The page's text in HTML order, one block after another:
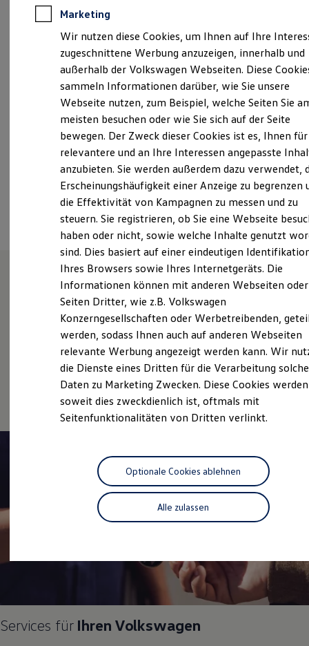
Elektroautos
ID. Tutorials
Elektrofahrzeugkonzepte
Reichweite
Reichweite der ID. Modelle
Reichweite im Winter
Laden
Laden unterwegs
Laden Zuhause
Ladestationen finden
Ladezeitensimulator
Batterie
Sicherheit
Garantie und Lebensdauer
Nachhaltigkeit
Technologie
Kosten und Kauf
Verbrauchskosten
Kaufoptionen
E-Auto-Förderung
Software und Konnektivität
ID. Software Versionen und Updates
Digitale Extras
Schnittstellen zu Ihrem ID.
Hybridautos
Marke und Erlebnis
Volkswagen R und R Experience
R-Modelle
Driving Experience
Volkswagen entdecken
Lifestyle Shop
T-Roc Kollektion
Golf Kollektion
ID. Kollektion
Volkswagen Kollektion
R-Kollektion
#wedriveproud
Software Updates
Service und Ersatzteile
Inspektion und HU/AU
info@beermann-temme.de
+49 5221 98330
Montag - Donnerstag -17:30
Uhr
Freitag
07:15-16:00 Uhr
Samstag
Geschlossen
Sonntag
Geschlossen
Ansprechpartner
Unsere Leistungenim
Überblick
Gebrauchtwagen
Service
Services für Ihren Volkswagen
Marketing
Wir nutzen diese Cookies, um Ihnen auf Ihre
zugeschnittene Werbung anzuzeigen, innerhalb und
außerhalb der Volkswagen Webseiten. Diese
sammeln Informationen darüber, wie Sie unsere
Webseite nutzen, zum Beispiel, welche Seiten Sie
meisten besuchen oder wie Sie sich auf der Seite
bewegen. Der Zweck dieser Cookies ist es, Ihnen für
relevantere und an Ihre Interessen angepasste
anzubieten. Sie werden außerdem dazu verwendet,
Erscheinungshäufigkeit einer Anzeige zu begrenzen
die Effektivität von Kampagnen zu messen und zu
steuern. Sie registrieren, ob Sie eine Webseite
haben oder nicht, sowie welche Inhalte genutzt
sind. Dies basiert auf einer eindeutigen
Ihres Browsers sowie Ihres Internetgeräts. Die
Informationen können mit anderen Webseiten oder
Seiten Dritter, wie z.B. Volkswagen
Konzerngesellschaften oder Werbetreibenden,
werden, sodass Ihnen auch auf anderen Webseiten
relevante Werbung angezeigt werden kann. Wir
die Dienste eines Dritten für die Verarbeitung
Daten zu Marketing Zwecken. Diese Cookies
soweit dies zweckdienlich ist, oftmals mit
Seitenfunktionalitäten von Dritten verlinkt.
Alle zulassen
Optionale Cookies ablehnen